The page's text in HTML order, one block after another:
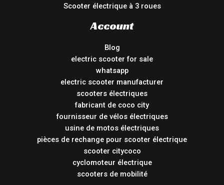
Scooter électrique à 3 roues
Account
Blog
electric scooter for sale
whatsapp
electric scooter manufacturer
scooters électriques
fabricant de coco city
fournisseur de vélos électriques
usine de motos électriques
pièces de rechange pour scooter électrique
scooter citycoco
cyclomoteur électrique
scooters de mobilité